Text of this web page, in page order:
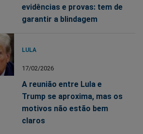
evidências e provas: tem de
garantir a blindagem
LULA
17/02/2026
A reunião entre Lula e
Trump se aproxima, mas os
motivos não estão bem
claros